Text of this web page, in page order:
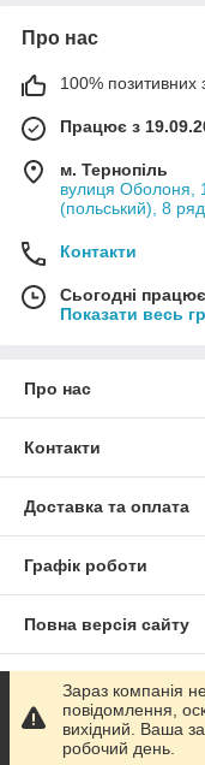
Про нас
100% позитивних з
Працює з
м. Тернопіль
вулиця Оболоня,
(польський), 8
Контакти
Сьогодні
Показати весь
Про нас
Контакти
Доставка та оплата
Графік роботи
Повна версія сайту
Сайт створено на
Політика
Зараз компанія
повідомлення,
вихідний. Ваша
робочий день.